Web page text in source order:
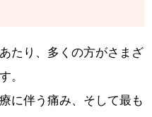
たり、多くの方がさまざ
。
に伴う痛み、そして最も